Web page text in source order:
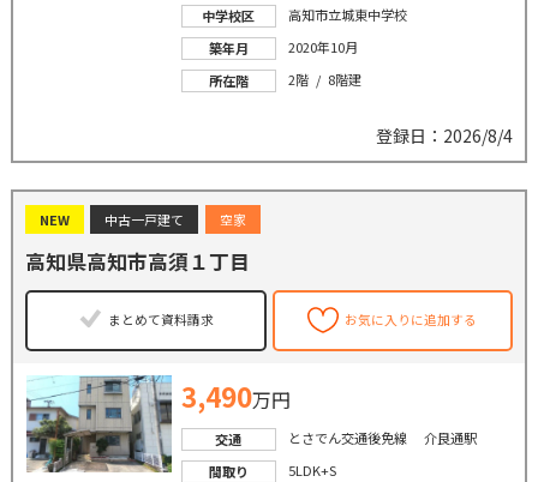
中学校区
高知市立城東中学校
築年月
2020年10月
所在階
2階 / 8階建
登録日：2026/8/4
NEW 中古一戸建て 空家
高知県高知市高須１丁目
まとめて資料請求 お気に入りに追加する
3,490万円
交通
とさでん交通後免線 介良通駅
間取り
5LDK+S